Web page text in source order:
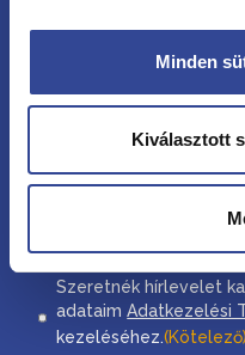
Minden
Kiválasztott
Consent
Szeretnék hírlevelet
adataimAdatkezelési
kezeléséhez.(Kötelező)